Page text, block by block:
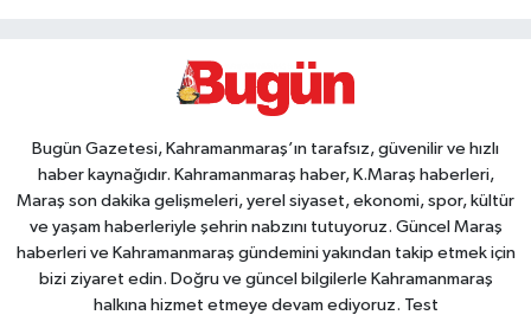
Bugün Gazetesi, Kahramanmaraş’ın tarafsız, güvenilir ve hızlı
haber kaynağıdır. Kahramanmaraş haber, K.Maraş haberleri,
Maraş son dakika gelişmeleri, yerel siyaset, ekonomi, spor, kültür
ve yaşam haberleriyle şehrin nabzını tutuyoruz. Güncel Maraş
haberleri ve Kahramanmaraş gündemini yakından takip etmek için
bizi ziyaret edin. Doğru ve güncel bilgilerle Kahramanmaraş
halkına hizmet etmeye devam ediyoruz. Test